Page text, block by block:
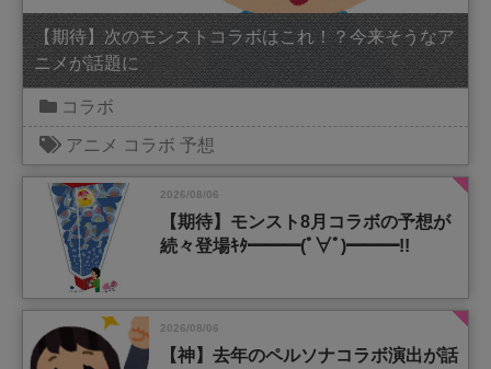
【期待】次のモンストコラボはこれ！？今来そうなア
ニメが話題に
コラボ
アニメ コラボ 予想
2026/08/06
【期待】モンスト8月コラボの予想が
続々登場ｷﾀ━━━(ﾟ∀ﾟ)━━━!!
2026/08/06
【神】去年のペルソナコラボ演出が話